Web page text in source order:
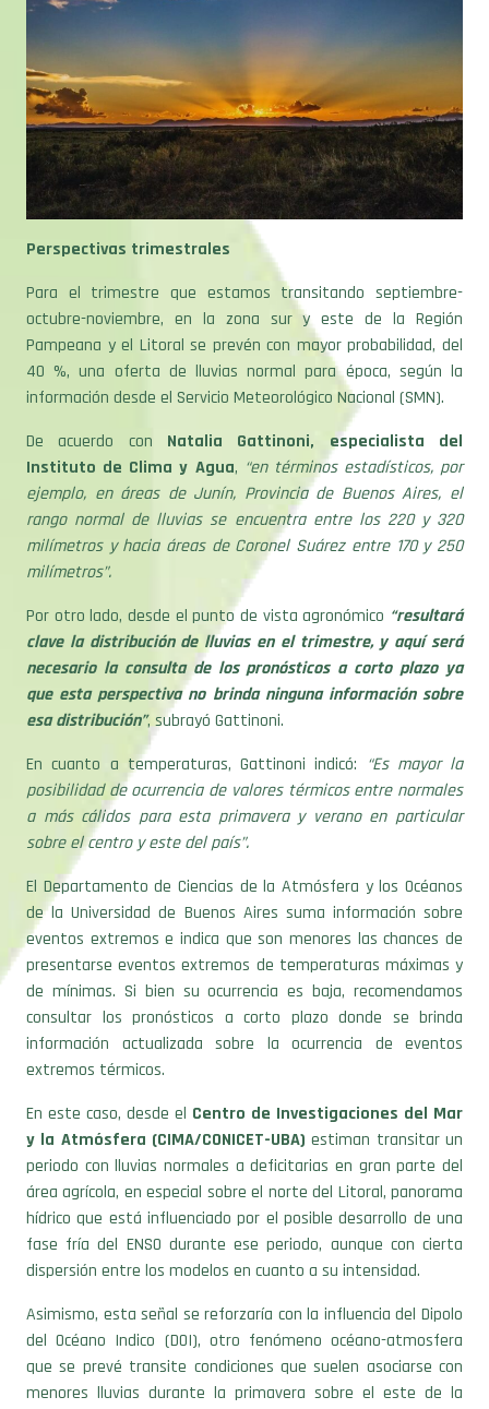
Perspectivas trimestrales
Para el trimestre que estamos transitando septiembre-
octubre-noviembre, en la zona sur y este de la Región
Pampeana y el Litoral se prevén con mayor probabilidad, del
40 %, una oferta de lluvias normal para época, según la
información desde el Servicio Meteorológico Nacional (SMN).
De acuerdo con Natalia Gattinoni, especialista del
Instituto de Clima y Agua, “en términos estadísticos, por
ejemplo, en áreas de Junín, Provincia de Buenos Aires, el
rango normal de lluvias se encuentra entre los 220 y 320
milímetros y hacia áreas de Coronel Suárez entre 170 y 250
milímetros”.
Por otro lado, desde el punto de vista agronómico “resultará
clave la distribución de lluvias en el trimestre, y aquí será
necesario la consulta de los pronósticos a corto plazo ya
que esta perspectiva no brinda ninguna información sobre
esa distribución”, subrayó Gattinoni.
En cuanto a temperaturas, Gattinoni indicó: “Es mayor la
posibilidad de ocurrencia de valores térmicos entre normales
a más cálidos para esta primavera y verano en particular
sobre el centro y este del país”.
El Departamento de Ciencias de la Atmósfera y los Océanos
de la Universidad de Buenos Aires suma información sobre
eventos extremos e indica que son menores las chances de
presentarse eventos extremos de temperaturas máximas y
de mínimas. Si bien su ocurrencia es baja, recomendamos
consultar los pronósticos a corto plazo donde se brinda
información actualizada sobre la ocurrencia de eventos
extremos térmicos.
En este caso, desde el Centro de Investigaciones del Mar
y la Atmósfera (CIMA/CONICET-UBA) estiman transitar un
periodo con lluvias normales a deficitarias en gran parte del
área agrícola, en especial sobre el norte del Litoral, panorama
hídrico que está influenciado por el posible desarrollo de una
fase fría del ENSO durante ese periodo, aunque con cierta
dispersión entre los modelos en cuanto a su intensidad.
Asimismo, esta señal se reforzaría con la influencia del Dipolo
del Océano Indico (DOI), otro fenómeno océano-atmosfera
que se prevé transite condiciones que suelen asociarse con
menores lluvias durante la primavera sobre el este de la